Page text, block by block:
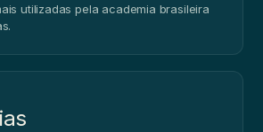
utilizadas pela academia brasileira